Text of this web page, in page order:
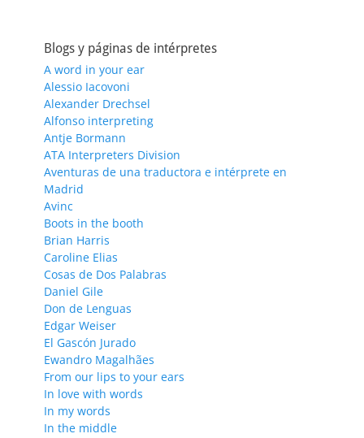
Blogs y páginas de intérpretes
A word in your ear
Alessio Iacovoni
Alexander Drechsel
Alfonso interpreting
Antje Bormann
ATA Interpreters Division
Aventuras de una traductora e intérprete en
Madrid
Avinc
Boots in the booth
Brian Harris
Caroline Elias
Cosas de Dos Palabras
Daniel Gile
Don de Lenguas
Edgar Weiser
El Gascón Jurado
Ewandro Magalhães
From our lips to your ears
In love with words
In my words
In the middle